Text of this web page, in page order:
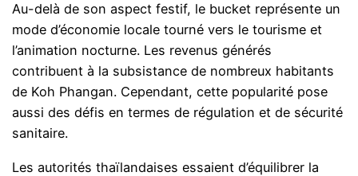
Au-delà de son aspect festif, le bucket représente un
mode d’économie locale tourné vers le tourisme et
l’animation nocturne. Les revenus générés
contribuent à la subsistance de nombreux habitants
de Koh Phangan. Cependant, cette popularité pose
aussi des défis en termes de régulation et de sécurité
sanitaire.
Les autorités thaïlandaises essaient d’équilibrer la